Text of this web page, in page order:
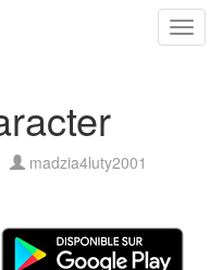
madzia4luty2001